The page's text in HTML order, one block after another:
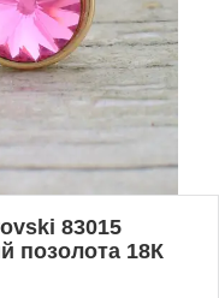
83015
позолота 18К